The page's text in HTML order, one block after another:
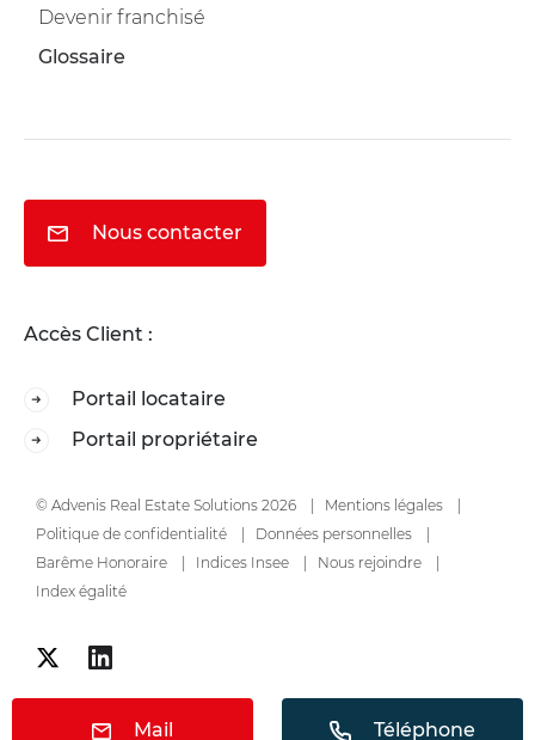
Mail Téléphone
Devenir franchisé
Glossaire
Nous contacter
Accès Client :
Portail locataire
Portail propriétaire
© Advenis Real Estate Solutions 2026
Mentions légales
Politique de confidentialité
Données personnelles
Barême Honoraire
Indices Insee
Nous rejoindre
Index égalité